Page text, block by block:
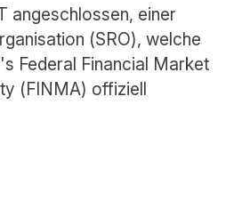
angeschlossen, einer
(SRO), welche
Federal Financial Market
(FINMA) offiziell